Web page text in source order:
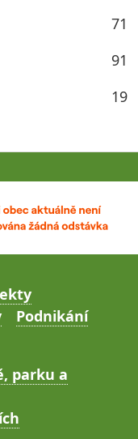
71
91
19
Podnikání
parku a